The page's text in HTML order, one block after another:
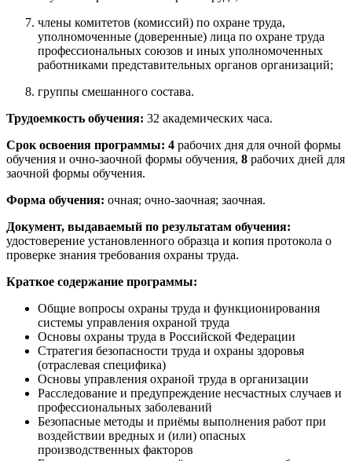
члены комитетов (комиссий) по охране труда,
уполномоченные (доверенные) лица по охране труда
профессиональных союзов и иных уполномоченных
работниками представительных органов организаций;
группы смешанного состава.
Трудоемкость обучения: 32 академических часа.
Срок освоения программы: 4 рабочих дня для очной формы
обучения и очно-заочной формы обучения, 8 рабочих дней для
заочной формы обучения.
Форма обучения: очная; очно-заочная; заочная.
Документ, выдаваемый по результатам обучения:
удостоверение установленного образца и копия протокола о
проверке знания требования охраны труда.
Краткое содержание программы:
Общие вопросы охраны труда и функционирования
системы управления охраной труда
Основы охраны труда в Российской Федерации
Стратегия безопасности труда и охраны здоровья
(отраслевая специфика)
Основы управления охраной труда в организации
Расследование и предупреждение несчастных случаев и
профессиональных заболеваний
Безопасные методы и приёмы выполнения работ при
воздействии вредных и (или) опасных
производственных факторов